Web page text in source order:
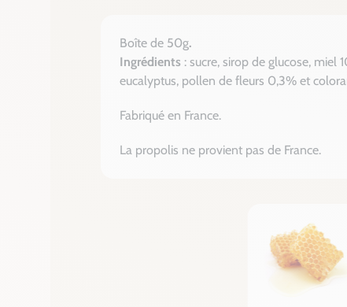
Boîte de 50g.
Ingrédients : sucre, sirop de glucose,
eucalyptus, pollen de fleurs 0,3% et
Fabriqué en France.
La propolis ne provient pas de France.